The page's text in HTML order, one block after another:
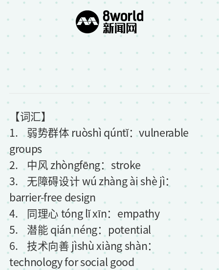
【词汇】
1. 弱势群体 ruòshì qúntǐ：vulnerable
groups
2. 中风 zhòngfēng：stroke
3. 无障碍设计 wú zhàng ài shè jì：
barrier-free design
4. 同理心 tóng lǐ xīn：empathy
5. 潜能 qián néng：potential
6. 技术向善 jìshù xiàng shàn：
technology for social good